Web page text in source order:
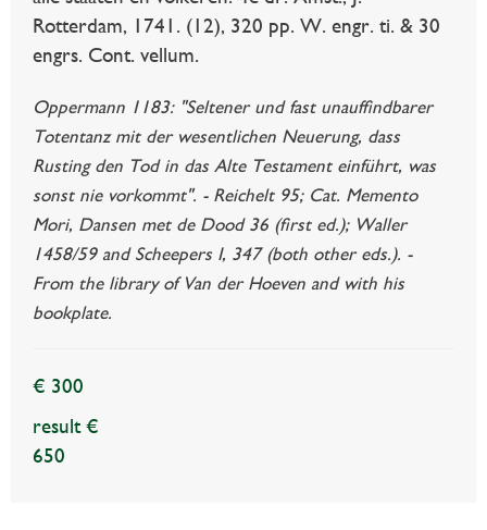
Rotterdam, 1741. (12), 320 pp. W. engr. ti. & 30
engrs. Cont. vellum.
Oppermann 1183: "Seltener und fast unauffindbarer
Totentanz mit der wesentlichen Neuerung, dass
Rusting den Tod in das Alte Testament einführt, was
sonst nie vorkommt". - Reichelt 95; Cat. Memento
Mori, Dansen met de Dood 36 (first ed.); Waller
1458/59 and Scheepers I, 347 (both other eds.). -
From the library of Van der Hoeven and with his
bookplate.
€ 300
result €
650